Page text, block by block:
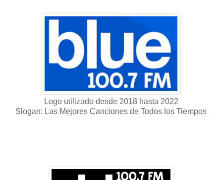
Logo utilizado desde 2018 hasta 2022
Slogan: Las Mejores Canciones de Todos los Tiempos